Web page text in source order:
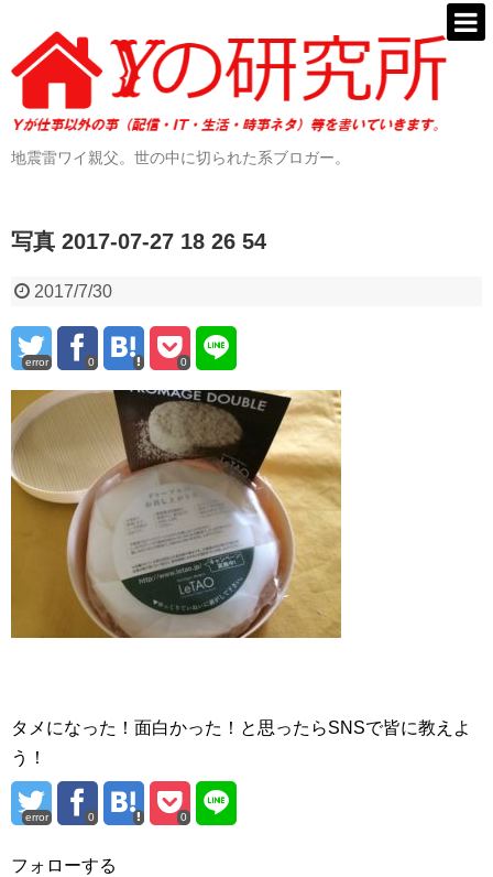
地震雷ワイ親父。世の中に切られた系ブロガー。
写真 2017-07-27 18 26 54
2017/7/30
error 0 0
タメになった！面白かった！と思ったらSNSで皆に教えよ
う！
error 0 0
フォローする